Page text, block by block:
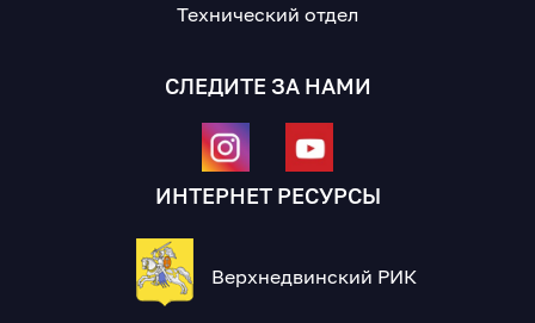
Технический отдел
СЛЕДИТЕ ЗА НАМИ
ИНТЕРНЕТ РЕСУРСЫ
Верхнедвинский РИК